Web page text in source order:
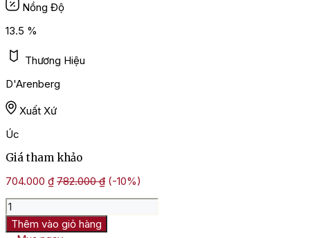
Nồng Độ
13.5 %
Thương Hiệu
D'Arenberg
Xuất Xứ
Úc
Giá tham khảo
704.000 ₫ 782.000₫ (-10%)
Rượu
Vang
ÚcThêm vào giỏ hàng